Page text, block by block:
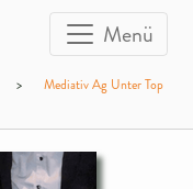
Menü
>
Mediativ Ag Unter Top